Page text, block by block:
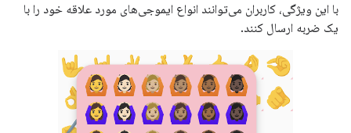
با این ویژگی، کاربران می‌توانند انواع ایموجی‌های مورد علاقه خود را با
یک ضربه ارسال کنند.